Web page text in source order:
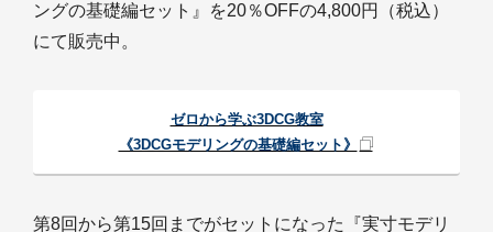
ングの基礎編セット』を20％OFFの4,800円（税込）
にて販売中。
ゼロから学ぶ3DCG教室
《3DCGモデリングの基礎編セット》
第8回から第15回までがセットになった『実寸モデリ